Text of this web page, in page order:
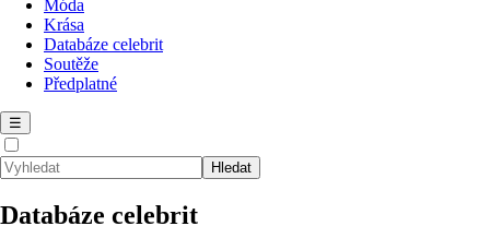
Móda
Krása
Databáze celebrit
Soutěže
Předplatné
☰
Databáze celebrit